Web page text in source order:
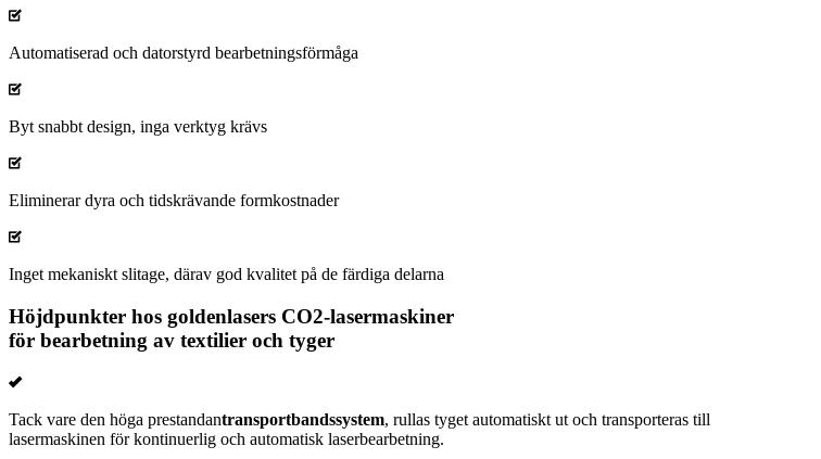
Automatiserad och datorstyrd bearbetningsförmåga
Byt snabbt design, inga verktyg krävs
Eliminerar dyra och tidskrävande formkostnader
Inget mekaniskt slitage, därav god kvalitet på de färdiga delarna
Höjdpunkter hos goldenlasers CO2-lasermaskiner
för bearbetning av textilier och tyger
Tack vare den höga prestandantransportbandssystem, rullas tyget automatiskt ut och transporteras till
lasermaskinen för kontinuerlig och automatisk laserbearbetning.